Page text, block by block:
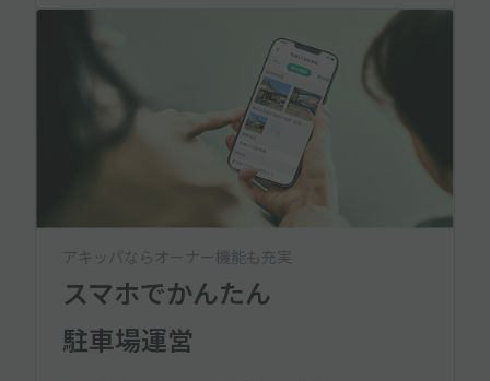
アキッパならオーナー機能も充実
スマホでかんたん
駐車場運営